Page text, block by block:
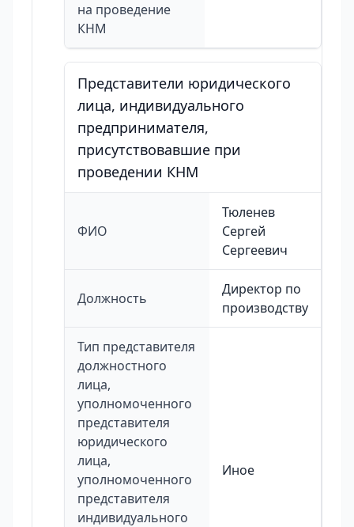
на проведение
КНМ
Представители юридического
лица, индивидуального
предпринимателя,
присутствовавшие при
проведении КНМ
ФИО
Тюленев
Сергей
Сергеевич
Должность
Директор по
производству
Тип представителя
должностного
лица,
уполномоченного
представителя
юридического
лица,
уполномоченного
представителя
индивидуального
Иное